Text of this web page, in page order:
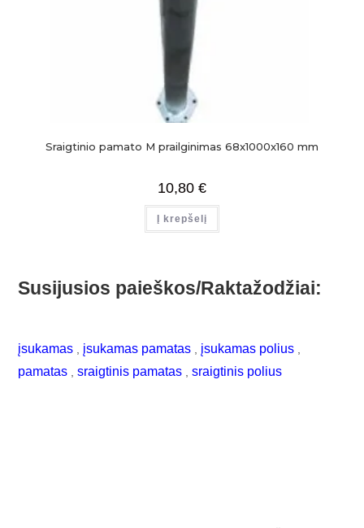
Sraigtinio pamato M prailginimas 68x1000x160 mm
10,80 €
Į krepšelį
Susijusios paieškos/Raktažodžiai:
įsukamas , įsukamas pamatas , įsukamas polius ,
pamatas ,sraigtinis pamatas ,sraigtinis polius